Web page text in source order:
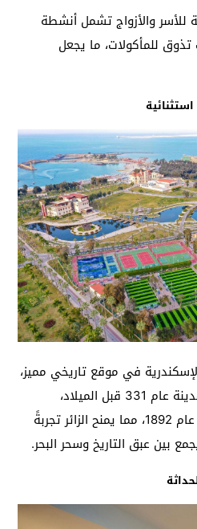
والأزواج تشمل أنشطة
تذوق للمأكولات، ما يجعل
في موقع تاريخي مميز،
تعود جذوره إلى تأسيس المدينة عام 331 قبل الميلاد،
وحديقة المنتزه التي أُنشئت عام 1892، مما يمنح الزائر تجربةً
بين عبق التاريخ وسحر البحر.